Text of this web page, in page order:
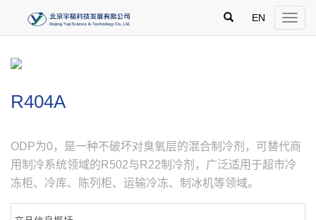
Toggle
EN
R404A
ODP为0，是一种不破坏对臭氧层的混合制冷剂，可替代商
用制冷系统领域的R502与R22制冷剂，广泛适用于超市冷
冻柜、冷库、陈列柜、运输冷冻、制冰机等领域。